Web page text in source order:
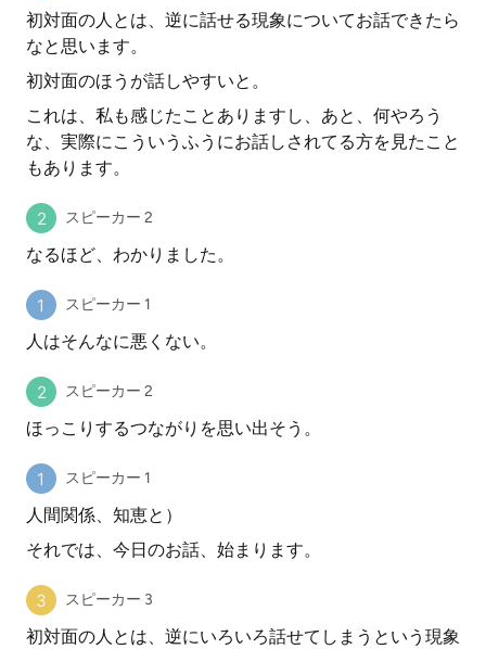
初対面の人とは、逆に話せる現象についてお話できたら
なと思います。
初対面のほうが話しやすいと。
これは、私も感じたことありますし、あと、何やろう
な、実際にこういうふうにお話しされてる方を見たこと
もあります。
スピーカー 2
なるほど、わかりました。
スピーカー 1
人はそんなに悪くない。
スピーカー 2
ほっこりするつながりを思い出そう。
スピーカー 1
人間関係、知恵と）
それでは、今日のお話、始まります。
スピーカー 3
初対面の人とは、逆にいろいろ話せてしまうという現象